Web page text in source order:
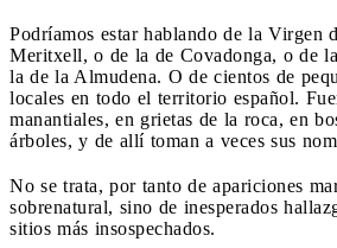
Podríamos estar hablando de la Virgen
Meritxell, o de la de Covadonga, o de
la de la Almudena. O de cientos de
locales en todo el territorio español.
manantiales, en grietas de la roca, en
árboles, y de allí toman a veces sus
No se trata, por tanto de apariciones
sobrenatural, sino de inesperados
sitios más insospechados.